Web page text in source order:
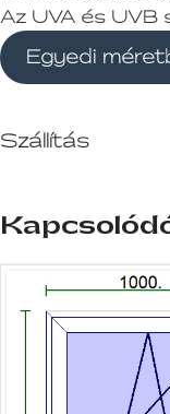
Az UVA és UVB
Egyedi
Szállítás